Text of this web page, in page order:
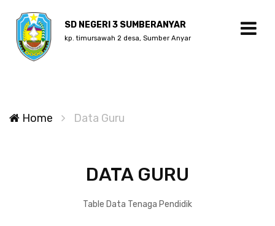
SD NEGERI 3 SUMBERANYAR
kp. timursawah 2 desa, Sumber Anyar
Home Data Guru
DATA GURU
Table Data Tenaga Pendidik